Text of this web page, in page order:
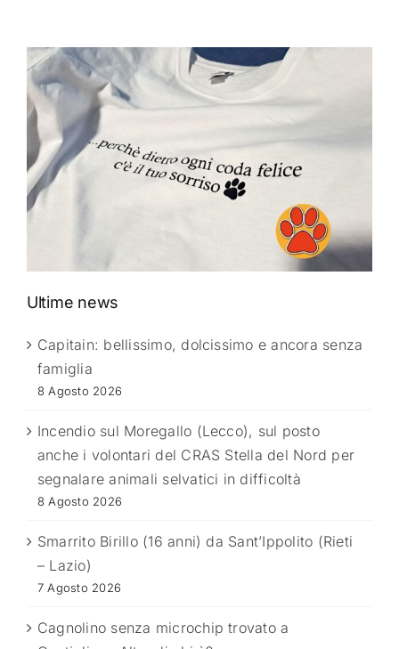
Ultime news
Capitain: bellissimo, dolcissimo e ancora senza
famiglia
8 Agosto 2026
Incendio sul Moregallo (Lecco), sul posto
anche i volontari del CRAS Stella del Nord per
segnalare animali selvatici in difficoltà
8 Agosto 2026
Smarrito Birillo (16 anni) da Sant’Ippolito (Rieti
– Lazio)
7 Agosto 2026
Cagnolino senza microchip trovato a